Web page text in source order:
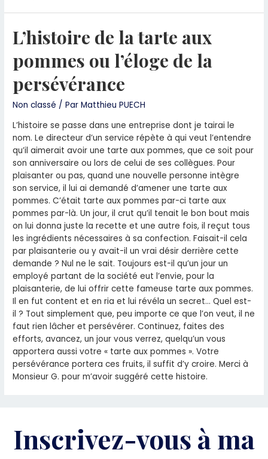
L’histoire de la tarte aux
pommes ou l’éloge de la
persévérance
Non classé / ParMatthieu PUECH
L’histoire se passe dans une entreprise dont je tairai le
nom. Le directeur d’un service répète à qui veut l’entendre
qu’il aimerait avoir une tarte aux pommes, que ce soit pour
son anniversaire ou lors de celui de ses collègues. Pour
plaisanter ou pas, quand une nouvelle personne intègre
son service, il lui ai demandé d’amener une tarte aux
pommes. C’était tarte aux pommes par-ci tarte aux
pommes par-là. Un jour, il crut qu’il tenait le bon bout mais
on lui donna juste la recette et une autre fois, il reçut tous
les ingrédients nécessaires à sa confection. Faisait-il cela
par plaisanterie ou y avait-il un vrai désir derrière cette
demande ? Nul ne le sait. Toujours est-il qu’un jour un
employé partant de la société eut l’envie, pour la
plaisanterie, de lui offrir cette fameuse tarte aux pommes.
Il en fut content et en ria et lui révéla un secret… Quel est-
il ? Tout simplement que, peu importe ce que l’on veut, il ne
faut rien lâcher et persévérer. Continuez, faites des
efforts, avancez, un jour vous verrez, quelqu’un vous
apportera aussi votre « tarte aux pommes ». Votre
persévérance portera ces fruits, il suffit d’y croire. Merci à
Monsieur G. pour m’avoir suggéré cette histoire.
Inscrivez-vous à ma